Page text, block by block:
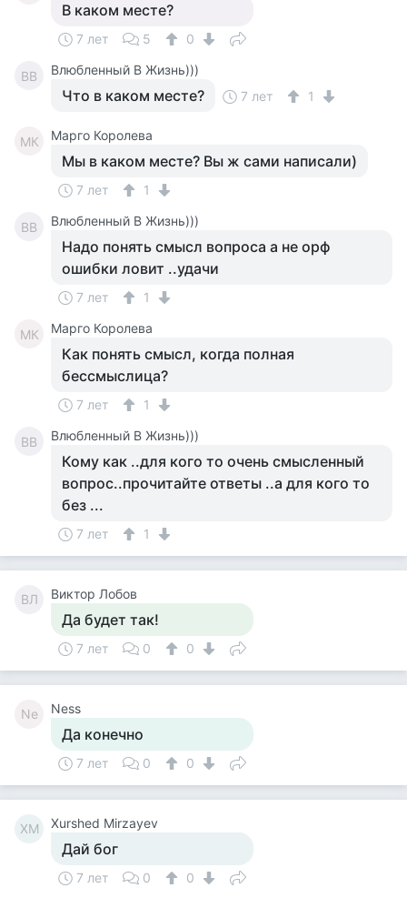
В каком месте?
7 лет 5 0
ВВ Влюбленный В Жизнь)))
Что в каком месте? 7 лет 1
МК Марго Королева
Мы в каком месте? Вы ж сами написали)
7 лет 1
ВВ Влюбленный В Жизнь)))
Надо понять смысл вопроса а не орф
ошибки ловит ..удачи
7 лет 1
МК Марго Королева
Как понять смысл, когда полная
бессмыслица?
7 лет 1
ВВ Влюбленный В Жизнь)))
Кому как ..для кого то очень смысленный
вопрос..прочитайте ответы ..а для кого то
без ...
7 лет 1
ВЛ Виктор Лобов
Да будет так!
7 лет 0 0
Ne Ness
Да конечно
7 лет 0 0
XM Xurshed Mirzayev
Дай бог
7 лет 0 0